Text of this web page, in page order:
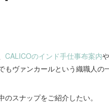
CALICOのインド手仕事布案内や
ヴァンカールという織職人の
スナップをご紹介したい。